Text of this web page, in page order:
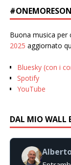
Buona musica per
2025 aggiornato
Bluesky (con i
Spotify
YouTube
DAL MIO WALL